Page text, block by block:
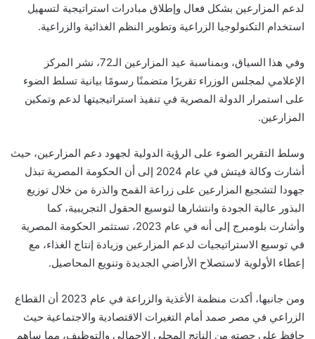
لدعم المزارعين بشكل فعال وإطلاق مبادرات استراتيجية لتسهيل
استخدام التكنولوجيا الزراعية وتطوير النظم الغذائية والزراعية.
وفي هذا السياق، وبمناسبة عيد المزارعين الـ72، نشر المركز
الإعلامي لمجلس الوزراء تقريرًا متضمنًا رسومًا بيانية تسلط الضوء
على استمرار الدولة المصرية في تنفيذ استراتيجيتها لدعم وتمكين
المزارعين.
وسلط التقرير الضوء على الرؤية الدولية لجهود دعم المزارعين، حيث
أشارت وكالة فيتش في عام 2024 إلى أن الحكومة المصرية تبذل
جهودا لتشجيع المزارعين على زراعة القمح والذرة من خلال توزيع
البذور عالية الجودة وانتشارها لتوسيع الحقول التجريبية، كما
وأشارت بلومبرج إلى أنه في عام 2023، تستثمر الحكومة المصرية
في توسيع الاستراتيجيات لدعم المزارعين وزيادة إنتاج الغذاء، مع
إعطاء الأولوية لاستصلاح الأراضي الجديدة وتنويع المحاصيل.
ومن جانبها، أكدت منظمة الأغذية والزراعة في عام 2023 أن القطاع
الزراعي في مصر صمد أمام التغيرات الاقتصادية والاجتماعية حيث
حافظ على حصته من الناتج المحلي الإجمالي والتوظيف، مما ساهم